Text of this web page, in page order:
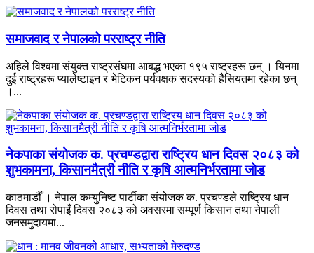
समाजवाद र नेपालको परराष्ट्र नीति
अहिले विश्वमा संयुक्त राष्ट्रसंघमा आबद्ध भएका १९५ राष्ट्रहरू छन् । यिनमा
दुई राष्ट्रहरू प्यालेष्टाइन र भेटिकन पर्यवक्षक सदस्यको हैसियतमा रहेका छन्
।...
नेकपाका संयोजक क. प्रचण्डद्वारा राष्ट्रिय धान दिवस २०८३ को
शुभकामना, किसानमैत्री नीति र कृषि आत्मनिर्भरतामा जोड
काठमाडौँ । नेपाल कम्युनिष्ट पार्टीका संयोजक क. प्रचण्डले राष्ट्रिय धान
दिवस तथा रोपाइँ दिवस २०८३ को अवसरमा सम्पूर्ण किसान तथा नेपाली
जनसमुदायमा...